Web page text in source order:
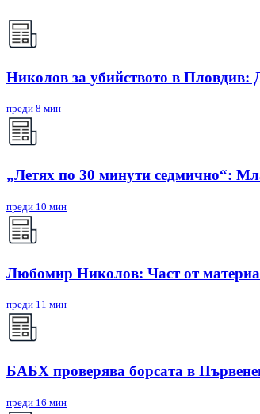
Николов за убийството в Пловдив:
преди 8 мин
„Летях по 30 минути седмично“:
преди 10 мин
Любомир Николов: Част от
преди 11 мин
БАБХ проверява борсата в
преди 16 мин